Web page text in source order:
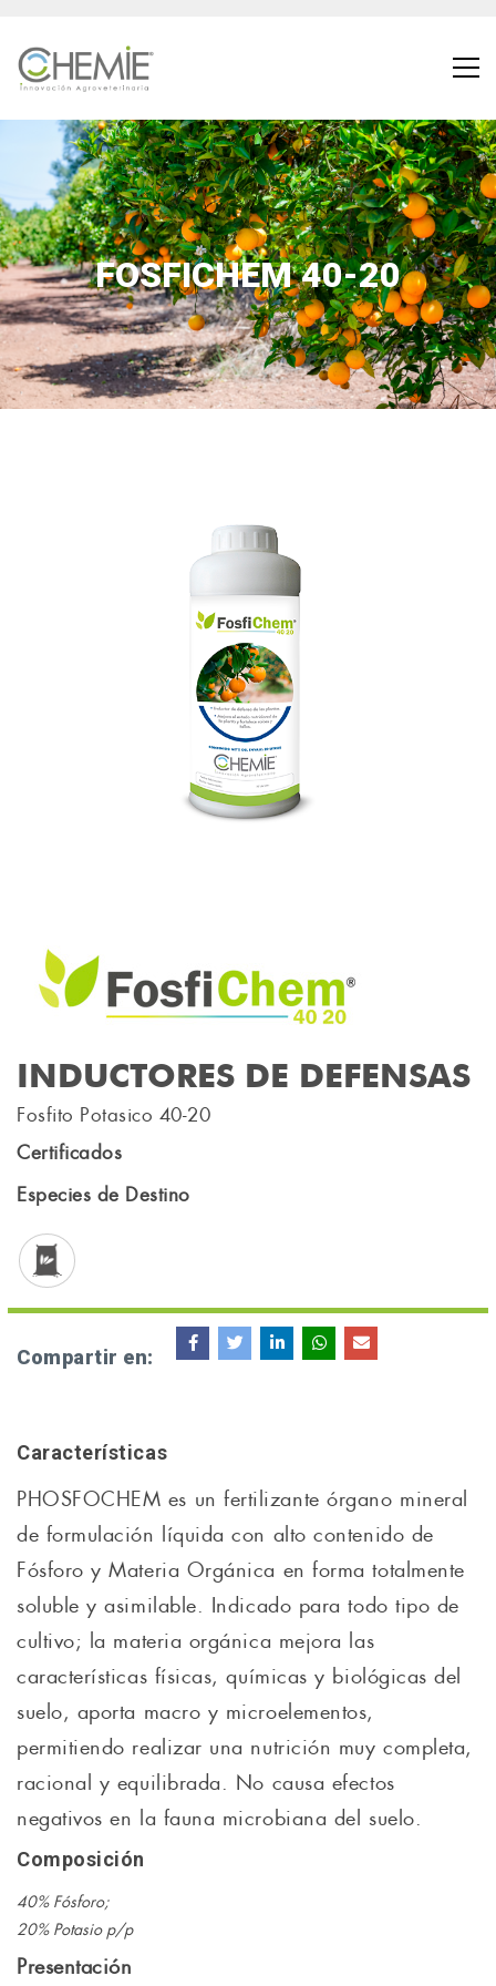
FOSFICHEM 40-20
INDUCTORES DE DEFENSAS
Fosfito Potasico 40-20
Certificados
Especies de Destino
Compartir en:
Características
PHOSFOCHEM es un fertilizante órgano mineral
de formulación líquida con alto contenido de
Fósforo y Materia Orgánica en forma totalmente
soluble y asimilable. Indicado para todo tipo de
cultivo; la materia orgánica mejora las
características físicas, químicas y biológicas del
suelo, aporta macro y microelementos,
permitiendo realizar una nutrición muy completa,
racional y equilibrada. No causa efectos
negativos en la fauna microbiana del suelo.
Composición
40% Fósforo;
20% Potasio p/p
Presentación